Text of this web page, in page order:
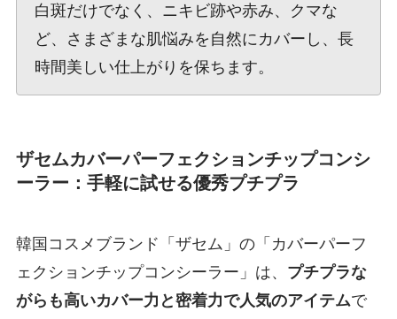
白斑だけでなく、ニキビ跡や赤み、クマな
ど、さまざまな肌悩みを自然にカバーし、長
時間美しい仕上がりを保ちます。
ザセムカバーパーフェクションチップコンシ
ーラー：手軽に試せる優秀プチプラ
韓国コスメブランド「ザセム」の「カバーパーフ
ェクションチップコンシーラー」は、 プチプラな
がらも高いカバー力と密着力で人気のアイテムで